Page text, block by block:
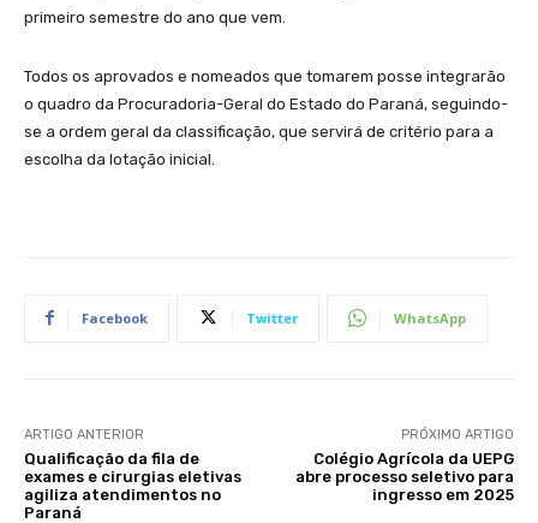
primeiro semestre do ano que vem.
Todos os aprovados e nomeados que tomarem posse integrarão
o quadro da Procuradoria-Geral do Estado do Paraná, seguindo-
se a ordem geral da classificação, que servirá de critério para a
escolha da lotação inicial.
Facebook Twitter WhatsApp
ARTIGO ANTERIOR
Qualificação da fila de
exames e cirurgias eletivas
agiliza atendimentos no
Paraná
PRÓXIMO ARTIGO
Colégio Agrícola da UEPG
abre processo seletivo para
ingresso em 2025